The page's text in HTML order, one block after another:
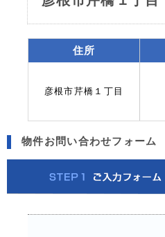
住所
彦根市芹橋１丁目
物件お問い合わせフォーム